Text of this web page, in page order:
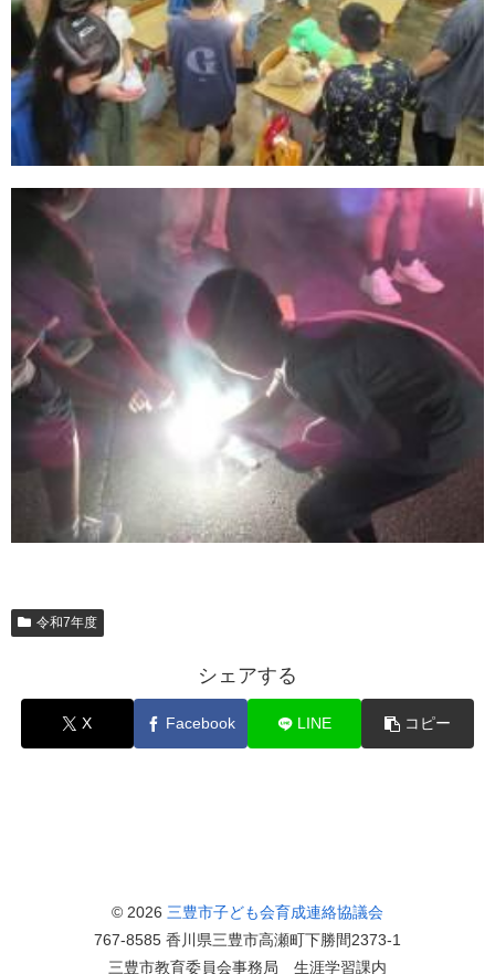
令和7年度
シェアする
X Facebook LINE コピー
© 2026 三豊市子ども会育成連絡協議会
767-8585 香川県三豊市高瀬町下勝間2373-1
三豊市教育委員会事務局 生涯学習課内